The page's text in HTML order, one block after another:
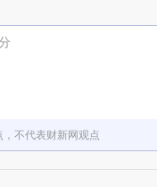
不代表财新网观点